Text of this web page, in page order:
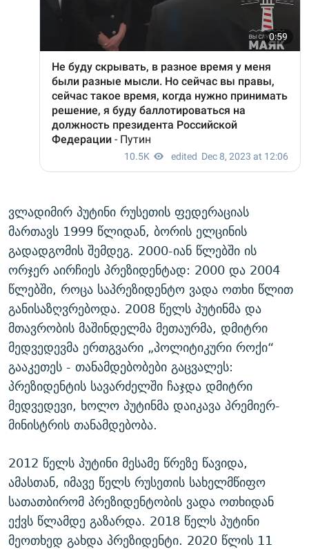
ვლადიმირ პუტინი რუსეთის ფედერაციას
მართავს 1999 წლიდან, ბორის ელცინის
გადადგომის შემდეგ. 2000-იან წლებში ის
ორჯერ აირჩიეს პრეზიდენტად: 2000 და 2004
წლებში, როცა საპრეზიდენტო ვადა ოთხი წლით
განისაზღვრებოდა. 2008 წელს პუტინმა და
მთავრობის მაშინდელმა მეთაურმა, დმიტრი
მედვედევმა ერთგვარი „პოლიტიკური როქი“
გააკეთეს - თანამდებობები გაცვალეს:
პრეზიდენტის სავარძელში ჩაჯდა დმიტრი
მედვედევი, ხოლო პუტინმა დაიკავა პრემიერ-
მინისტრის თანამდებობა.
2012 წელს პუტინი მესამე წრეზე წავიდა,
ამასთან, იმავე წელს რუსეთის სახელმწიფო
სათათბირომ პრეზიდენტობის ვადა ოთხიდან
ექვს წლამდე გაზარდა. 2018 წელს პუტინი
მეოთხედ გახდა პრეზიდენტი. 2020 წლის 11